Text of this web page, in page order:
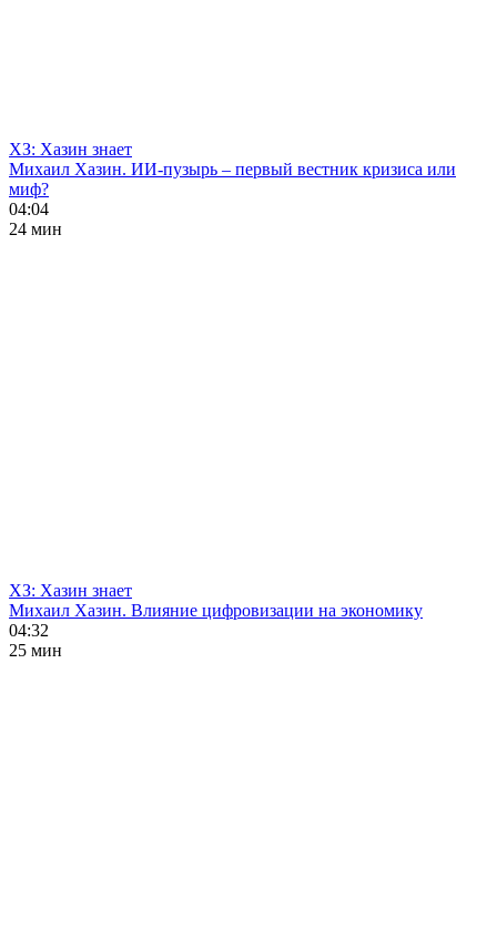
ХЗ: Хазин знает
Михаил Хазин. ИИ-пузырь – первый вестник кризиса или
миф?
04:04
24 мин
ХЗ: Хазин знает
Михаил Хазин. Влияние цифровизации на экономику
04:32
25 мин